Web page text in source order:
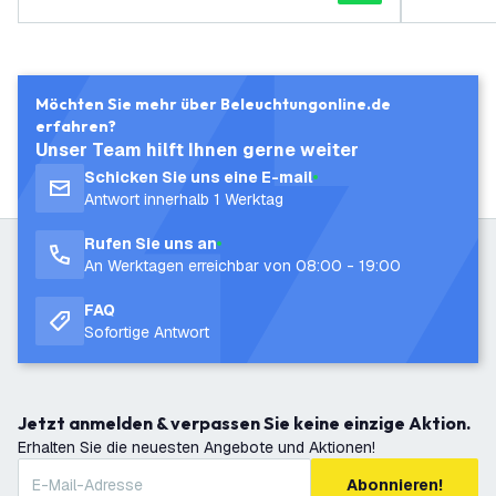
Möchten Sie mehr über Beleuchtungonline.de
erfahren?
Unser Team hilft Ihnen gerne weiter
Schicken Sie uns eine E-mail
Antwort innerhalb 1 Werktag
Rufen Sie uns an
An Werktagen erreichbar von 08:00 - 19:00
FAQ
Sofortige Antwort
Jetzt anmelden & verpassen Sie keine einzige Aktion.
Erhalten Sie die neuesten Angebote und Aktionen!
Abonnieren!